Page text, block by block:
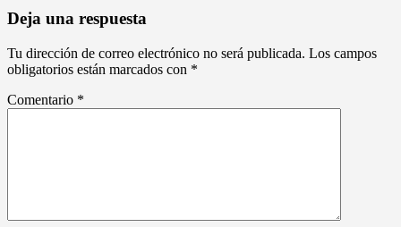
Deja una respuesta
Tu dirección de correo electrónico no será publicada. Los campos
obligatorios están marcados con *
Comentario *